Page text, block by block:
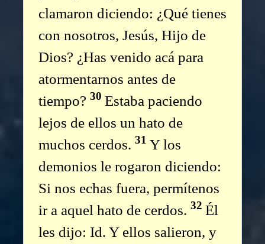
clamaron diciendo: ¿Qué tienes
con nosotros, Jesús, Hijo de
Dios? ¿Has venido acá para
atormentarnos antes de
tiempo? 30 Estaba paciendo
lejos de ellos un hato de
muchos cerdos. 31 Y los
demonios le rogaron diciendo:
Si nos echas fuera, permítenos
ir a aquel hato de cerdos. 32 Él
les dijo: Id. Y ellos salieron, y